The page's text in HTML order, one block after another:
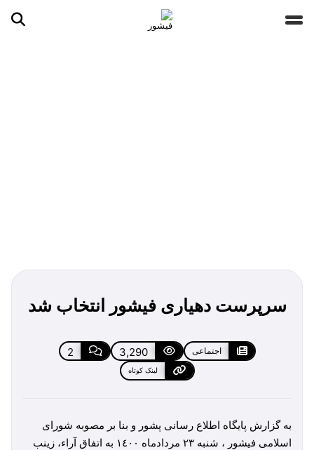
سرپرست دهیاری فیشور انتخاب شد
اجتماعی 3,290
2
لینک کوتاه
به گزارش پايگاه اطلاع رسانی پشور و بنا بر مصوبه شورای
اسلامی فيشور ، شنبه ٢٣ مردادماه ١٤٠٠ به اتفاق آراء، زينب